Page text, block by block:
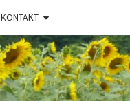
KONTAKT